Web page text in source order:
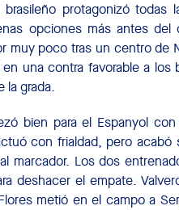
protagonizó
opciones más antes
muy poco tras un centro de
una contra favorable a
la grada.
bien para el Espanyol
con frialdad, pero
marcador. Los dos
deshacer el empate.
metió en el campo a